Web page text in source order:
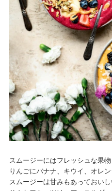
スムージーにはフレッシュな果
りんごにバナナ、キウイ、オレ
スムージーは甘みもあっておいし